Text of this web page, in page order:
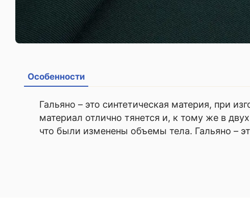
Особенности
Гальяно – это синтетическая материя, при
материал отлично тянется и, к тому же в
что были изменены объемы тела. Гальяно –